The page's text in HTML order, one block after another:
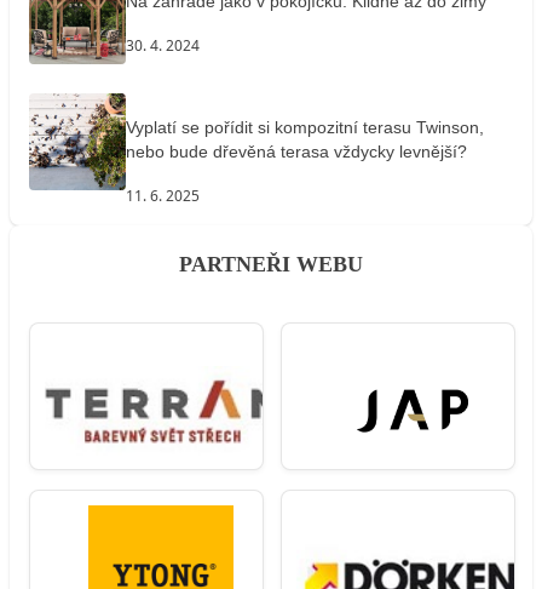
30. 4. 2024
Vyplatí se pořídit si kompozitní terasu Twinson,
nebo bude dřevěná terasa vždycky levnější?
11. 6. 2025
PARTNEŘI WEBU